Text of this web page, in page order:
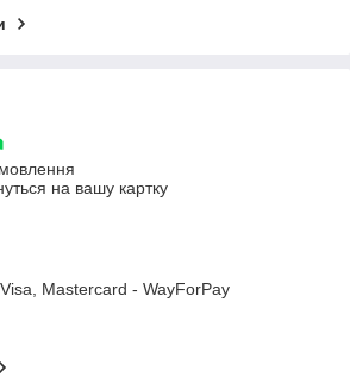
на вашу картку
Mastercard - WayForPay